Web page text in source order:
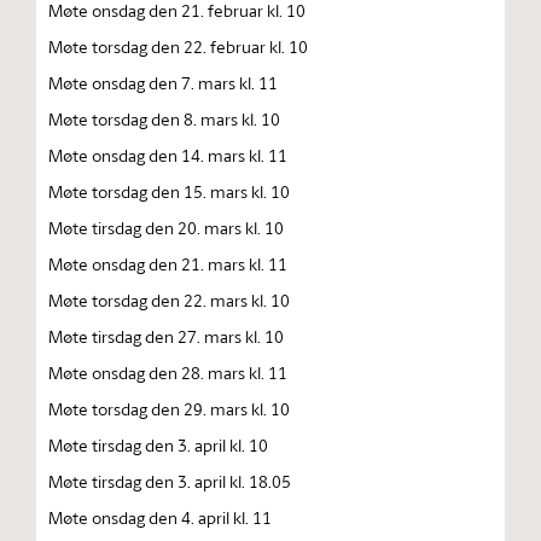
Møte onsdag den 21. februar kl. 10
Møte torsdag den 22. februar kl. 10
Møte onsdag den 7. mars kl. 11
Møte torsdag den 8. mars kl. 10
Møte onsdag den 14. mars kl. 11
Møte torsdag den 15. mars kl. 10
Møte tirsdag den 20. mars kl. 10
Møte onsdag den 21. mars kl. 11
Møte torsdag den 22. mars kl. 10
Møte tirsdag den 27. mars kl. 10
Møte onsdag den 28. mars kl. 11
Møte torsdag den 29. mars kl. 10
Møte tirsdag den 3. april kl. 10
Møte tirsdag den 3. april kl. 18.05
Møte onsdag den 4. april kl. 11